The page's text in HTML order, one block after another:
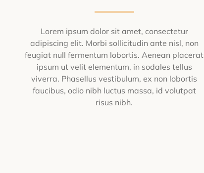
Lorem ipsum dolor sit amet, consectetur
adipiscing elit. Morbi sollicitudin ante nisl, non
feugiat null fermentum lobortis. Aenean placerat
ipsum ut velit elementum, in sodales tellus
viverra. Phasellus vestibulum, ex non lobortis
faucibus, odio nibh luctus massa, id volutpat
risus nibh.